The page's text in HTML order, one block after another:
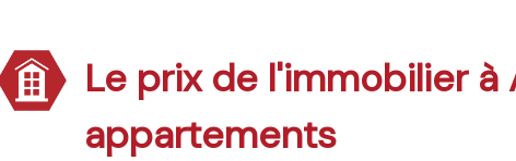
Le prix de l'immobilier à
appartements